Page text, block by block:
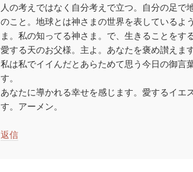
人の考えではなく自分考えで立つ。自分の足で
のこと。地球とは神さまの世界を表しているよ
ま。私の知ってる神さま。で、生きることをする
愛する天のお父様。主よ。あなたを褒め讃えます
私は私でイイんだとあらためて思う今日の御言
す。
あなたに導かれる幸せを感じます。愛するイエ
す。アーメン。
返信